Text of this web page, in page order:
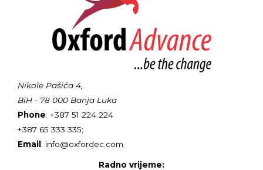
Nikole Pašića 4,
BiH - 78 000 Banja Luka
Phone: +387 51 224 224
+387 65 333 335;
Email: info@oxfordec.com
Radno vrijeme: